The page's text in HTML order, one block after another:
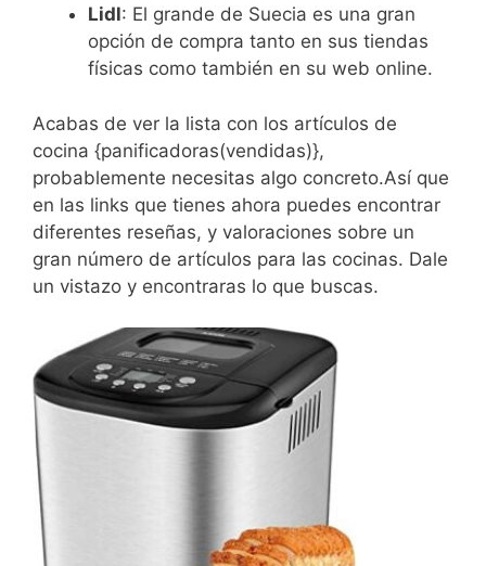
Lidl: El grande de Suecia es una gran
opción de compra tanto en sus tiendas
físicas como también en su web online.
Acabas de ver la lista con los artículos de
cocina {panificadoras(vendidas)},
probablemente necesitas algo concreto.Así que
en las links que tienes ahora puedes encontrar
diferentes reseñas, y valoraciones sobre un
gran número de artículos para las cocinas. Dale
un vistazo y encontraras lo que buscas.